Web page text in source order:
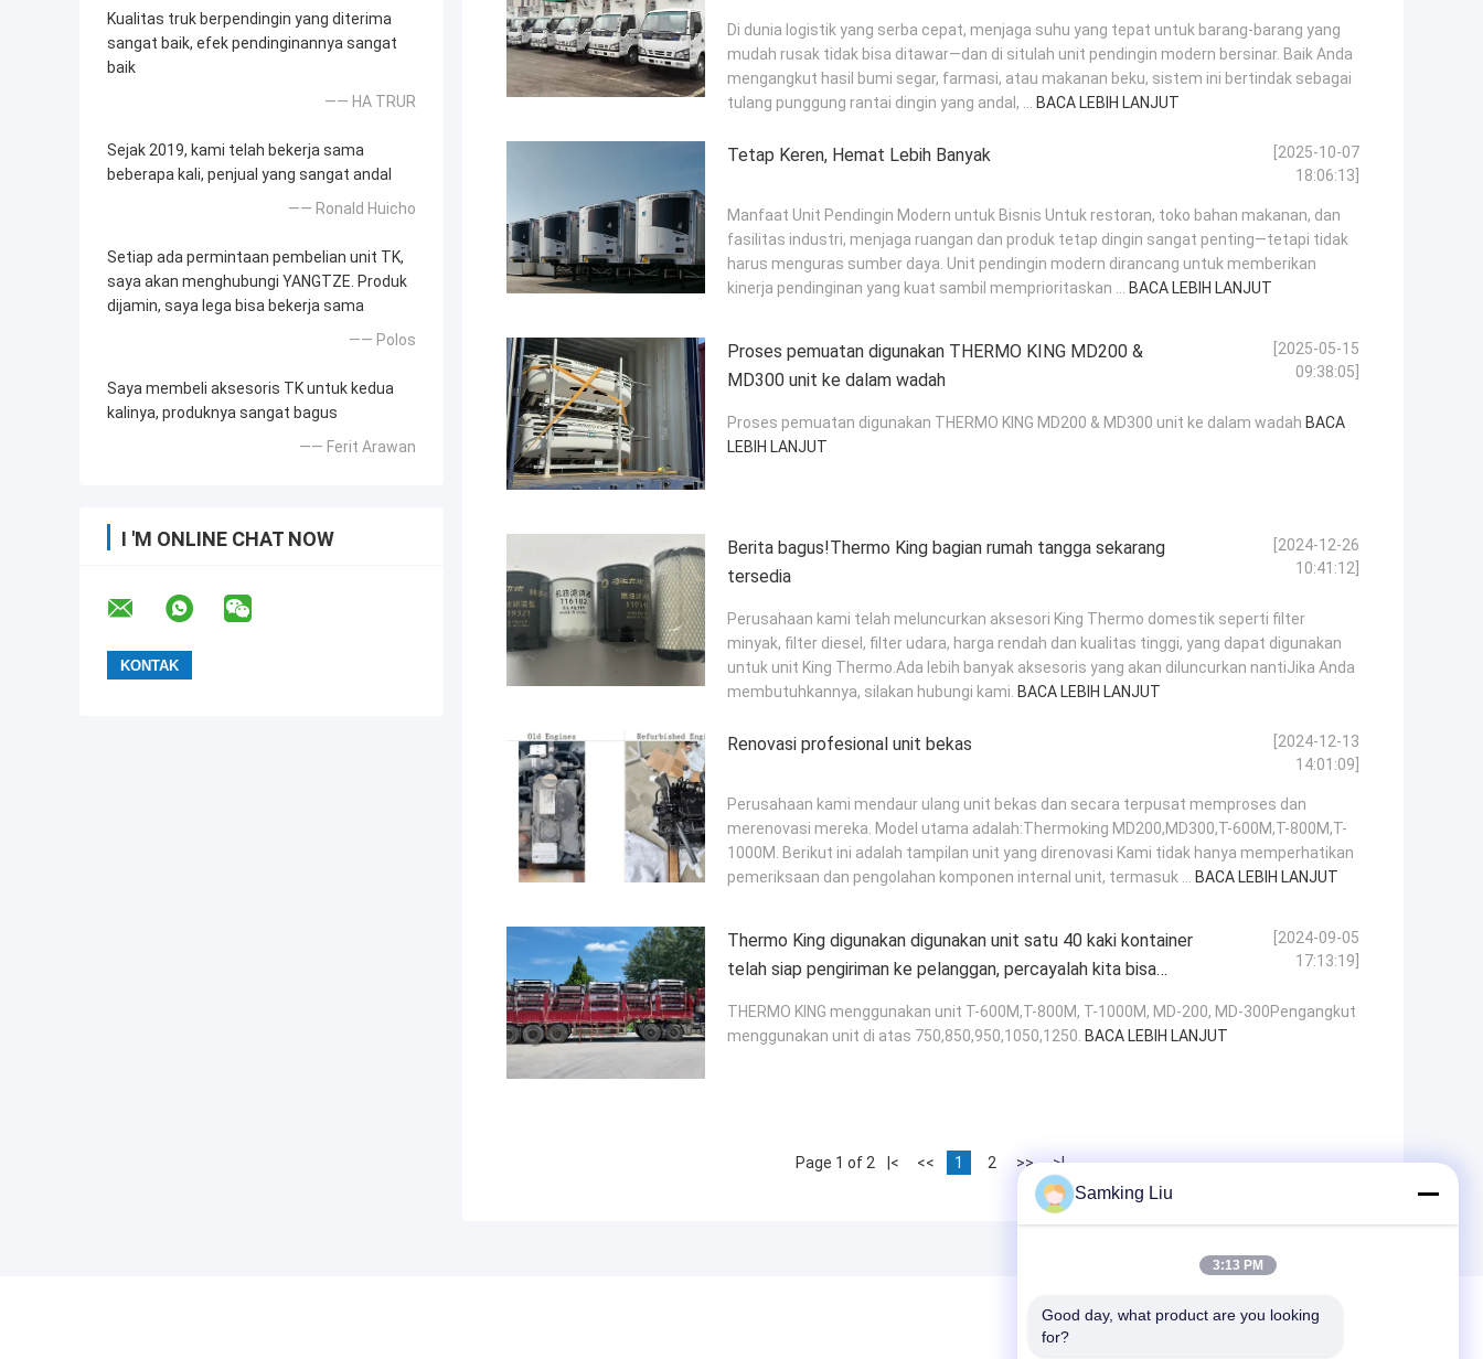
Kualitas truk berpendingin yang diterima
sangat baik, efek pendinginannya sangat
baik
—— HA TRUR
Sejak 2019, kami telah bekerja sama
beberapa kali, penjual yang sangat andal
—— Ronald Huicho
Setiap ada permintaan pembelian unit TK,
saya akan menghubungi YANGTZE. Produk
dijamin, saya lega bisa bekerja sama
—— Polos
Saya membeli aksesoris TK untuk kedua
kalinya, produknya sangat bagus
—— Ferit Arawan
I 'M ONLINE CHAT NOW
Di dunia logistik yang serba cepat, menjaga suhu yang tepat untuk barang-barang yang
mudah rusak tidak bisa ditawar—dan di situlah unit pendingin modern bersinar. Baik Anda
mengangkut hasil bumi segar, farmasi, atau makanan beku, sistem ini bertindak sebagai
tulang punggung rantai dingin yang andal, ... BACA LEBIH LANJUT
Tetap Keren, Hemat Lebih Banyak
[2025-10-07
18:06:13]
Manfaat Unit Pendingin Modern untuk Bisnis Untuk restoran, toko bahan makanan, dan
fasilitas industri, menjaga ruangan dan produk tetap dingin sangat penting—tetapi tidak
harus menguras sumber daya. Unit pendingin modern dirancang untuk memberikan
kinerja pendinginan yang kuat sambil memprioritaskan ... BACA LEBIH LANJUT
Proses pemuatan digunakan THERMO KING MD200 &
MD300 unit ke dalam wadah
[2025-05-15
09:38:05]
Proses pemuatan digunakan THERMO KING MD200 & MD300 unit ke dalam wadah BACA
LEBIH LANJUT
Berita bagus!Thermo King bagian rumah tangga sekarang
tersedia
[2024-12-26
10:41:12]
Perusahaan kami telah meluncurkan aksesori King Thermo domestik seperti filter
minyak, filter diesel, filter udara, harga rendah dan kualitas tinggi, yang dapat digunakan
untuk unit King Thermo.Ada lebih banyak aksesoris yang akan diluncurkan nantiJika Anda
membutuhkannya, silakan hubungi kami. BACA LEBIH LANJUT
Renovasi profesional unit bekas
[2024-12-13
14:01:09]
Perusahaan kami mendaur ulang unit bekas dan secara terpusat memproses dan
merenovasi mereka. Model utama adalah:Thermoking MD200,MD300,T-600M,T-800M,T-
1000M. Berikut ini adalah tampilan unit yang direnovasi Kami tidak hanya memperhatikan
pemeriksaan dan pengolahan komponen internal unit, termasuk ... BACA LEBIH LANJUT
Thermo King digunakan digunakan unit satu 40 kaki kontainer
telah siap pengiriman ke pelanggan, percayalah kita bisa
[2024-09-05
17:13:19]
THERMO KING menggunakan unit T-600M,T-800M, T-1000M, MD-200, MD-300Pengangkut
menggunakan unit di atas 750,850,950,1050,1250. BACA LEBIH LANJUT
Page 1 of 2 |< << 1 2 >> >|
Samking Liu
3:13 PM
Good day, what product are you looking
for?